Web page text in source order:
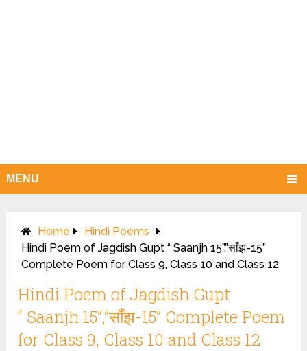
MENU
Home
Hindi Poems
Hindi Poem of Jagdish Gupt “ Saanjh 15”,”साँझ-15”
Complete Poem for Class 9, Class 10 and Class 12
Hindi Poem of Jagdish Gupt
“ Saanjh 15”,”साँझ-15” Complete Poem
for Class 9, Class 10 and Class 12